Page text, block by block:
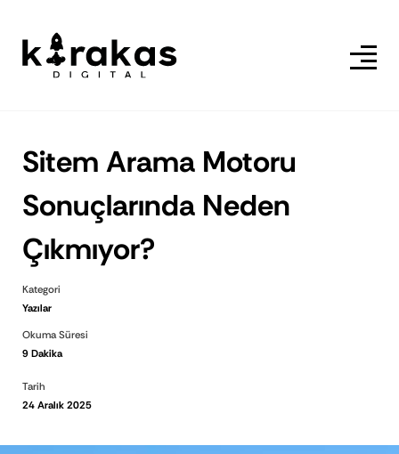
Sitem Arama Motoru
Sonuçlarında Neden
Çıkmıyor?
Kategori
Yazılar
Okuma Süresi
9 Dakika
Tarih
24 Aralık 2025